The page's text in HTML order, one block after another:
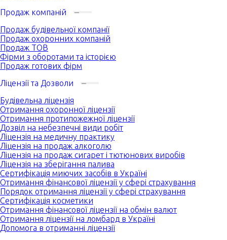
Продаж компаній
Продаж будівельної компанії
Продаж охоронних компаній
Продаж ТОВ
Фірми з оборотами та історією
Продаж готових фірм
Ліцензії та Дозволи
Будівельна ліцензія
Отримання охоронної ліцензії
Отримання протипожежної ліцензії
Дозвіл на небезпечні види робіт
Ліцензія на медичну практику
Ліцензія на продаж алкоголю
Ліцензія на продаж сигарет і тютюнових виробів
Ліцензія на зберігання палива
Сертифікація миючих засобів в Україні
Отримання фінансової ліцензії у сфері страхування
Порядок отримання ліцензії у сфері страхування
Сертифікація косметики
Отримання фінансової ліцензії на обмін валют
Отримання ліцензії на ломбард в Україні
Допомога в отриманні ліцензії